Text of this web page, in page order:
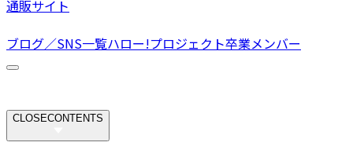
通販サイト
ブログ／SNS一覧ハロー!プロジェクト卒業メンバー
CLOSECONTENTS